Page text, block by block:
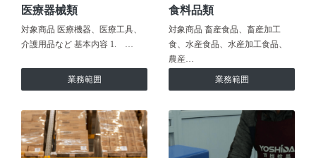
医療器械類
対象商品 医療機器、医療工具、
介護用品など 基本内容 1. …
業務範囲
食料品類
対象商品 畜産食品、畜産加工
食、水産食品、水産加工食品、
農産…
業務範囲